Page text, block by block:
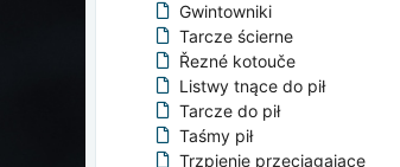
Gwintowniki
Tarcze ścierne
Řezné kotouče
Listwy tnące do pił
Tarcze do pił
Taśmy pił
Trzpienie przeciągające